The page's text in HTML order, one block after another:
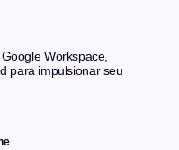
Workspace,
para impulsionar seu